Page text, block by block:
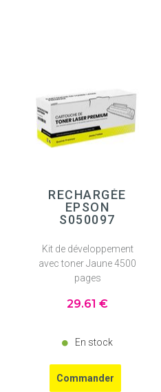
RECHARGÉE
EPSON
S050097
Kit de développement
avec toner Jaune 4500
pages
29.61 €
En stock